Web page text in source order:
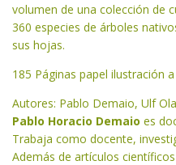
volumen de una colección de
360 especies de árboles
sus hojas.
185 Páginas papel ilustración
Autores: Pablo Demaio, Ulf
Pablo Horacio Demaio es
Trabaja como docente,
Además de artículos